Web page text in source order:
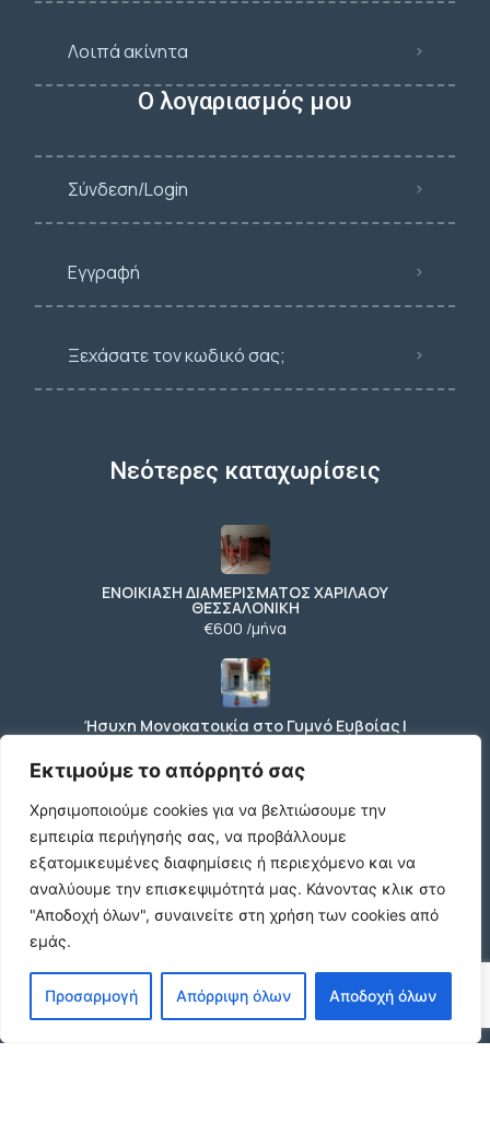
Εκτιμούμε το απόρρητό σας
Χρησιμοποιούμε cookies για να βελτιώσουμε την
εμπειρία περιήγησής σας, να προβάλλουμε
εξατομικευμένες διαφημίσεις ή περιεχόμενο και να
αναλύουμε την επισκεψιμότητά μας. Κάνοντας κλικ στο
"Αποδοχή όλων", συναινείτε στη χρήση των cookies από
εμάς.
Προσαρμογή Απόρριψη όλων Αποδοχή όλων
Λοιπά ακίνητα
Ο λογαριασμός μου
Σύνδεση/Login
Εγγραφή
Ξεχάσατε τον κωδικό σας;
Νεότερες καταχωρίσεις
ΕΝΟΙΚΙΑΣΗ ΔΙΑΜΕΡΙΣΜΑΤΟΣ ΧΑΡΙΛΑΟΥ
ΘΕΣΣΑΛΟΝΙΚΗ
€600 /μήνα
Ήσυχη Μονοκατοικία στο Γυμνό Ευβοίας |
Κοντά σε Θάλασσα & Βουνό
€52 /μήνα
ΕΝΟΙΚΙΑΣΗ ΔΙΑΜΕΡΙΣΜΑΤΟΣ ΧΑΡΙΛΑΟΥ
ΘΕΣΣΑΛΟΝΙΚΗ
€600 /μήνα
Κωδικος ακινητου Μ480 καταστημα στον
Ευοσμο